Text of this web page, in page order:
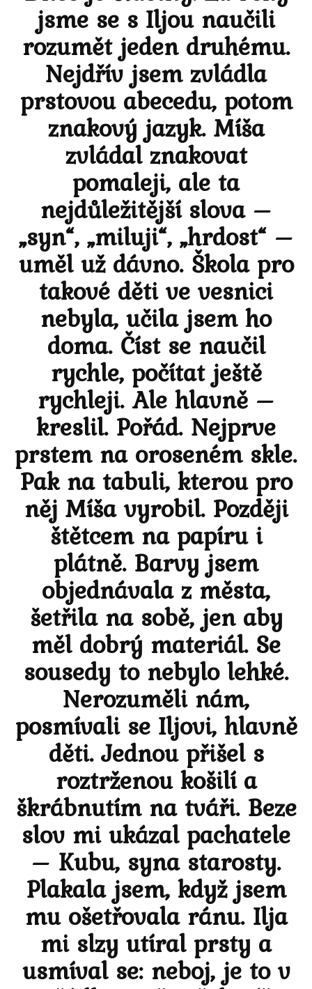
jsme se s Iljou naučili
rozumět jeden druhému.
Nejdřív jsem zvládla
prstovou abecedu, potom
znakový jazyk. Míša
zvládal znakovat
pomaleji, ale ta
nejdůležitější slova –
„syn“, „miluji“, „hrdost“ –
uměl už dávno. Škola pro
takové děti ve vesnici
nebyla, učila jsem ho
doma. Číst se naučil
rychle, počítat ještě
rychleji. Ale hlavně –
kreslil. Pořád. Nejprve
prstem na oroseném skle.
Pak na tabuli, kterou pro
něj Míša vyrobil. Později
štětcem na papíru i
plátně. Barvy jsem
objednávala z města,
šetřila na sobě, jen aby
měl dobrý materiál. Se
sousedy to nebylo lehké.
Nerozuměli nám,
posmívali se Iljovi, hlavně
děti. Jednou přišel s
roztrženou košilí a
škrábnutím na tváři. Beze
slov mi ukázal pachatele
– Kubu, syna starosty.
Plakala jsem, když jsem
mu ošetřovala ránu. Ilja
mi slzy utíral prsty a
usmíval se: neboj, je to v